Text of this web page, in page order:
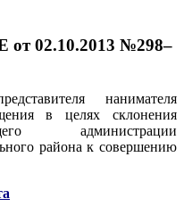
02.10.2013 №298–
нанимателя
в целях склонения
администрации
района к совершению